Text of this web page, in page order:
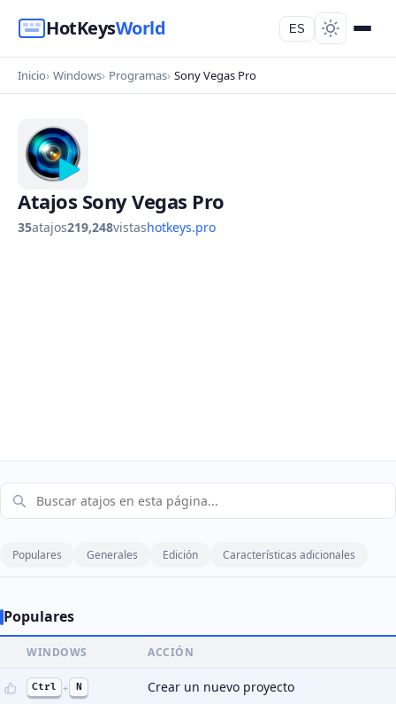
HotKeysWorld ES
Inicio Windows Programas Sony Vegas Pro
Atajos Sony Vegas Pro
35atajos219,248vistashotkeys.pro
Populares Generales Edición Características adicionales
Populares
WINDOWS ACCIÓN
Ctrl + N Crear un nuevo proyecto